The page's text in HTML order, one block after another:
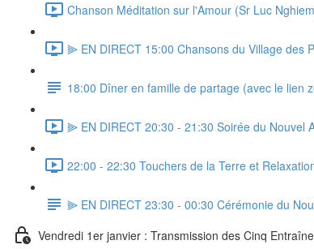
Chanson Méditation sur l'Amour (Sr Luc
⫸ EN DIRECT 15:00 Chansons du Village des
18:00 Dîner en famille de partage (avec le lien
⫸ EN DIRECT 20:30 - 21:30 Soirée du Nouvel
22:00 - 22:30 Touchers de la Terre et
⫸ EN DIRECT 23:30 - 00:30 Cérémonie du
Vendredi 1er janvier : Transmission des Cinq